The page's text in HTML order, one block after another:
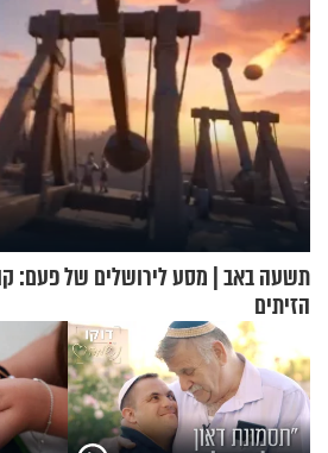
תשעה באב | מסע לירושלים של פעם:
הזיתים